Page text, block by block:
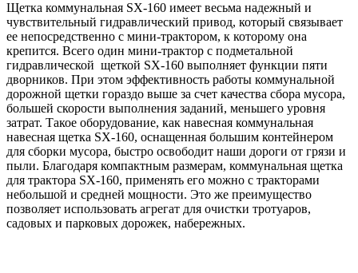
Щетка коммунальная SX-160 имеет весьма надежный и
чувствительный гидравлический привод, который связывает
ее непосредственно с мини-трактором, к которому она
крепится. Всего один мини-трактор с подметальной
гидравлической щеткой SX-160 выполняет функции пяти
дворников. При этом эффективность работы коммунальной
дорожной щетки гораздо выше за счет качества сбора мусора,
большей скорости выполнения заданий, меньшего уровня
затрат. Такое оборудование, как навесная коммунальная
навесная щетка SX-160, оснащенная большим контейнером
для сборки мусора, быстро освободит наши дороги от грязи и
пыли. Благодаря компактным размерам, коммунальная щетка
для трактора SX-160, применять его можно с тракторами
небольшой и средней мощности. Это же преимущество
позволяет использовать агрегат для очистки тротуаров,
садовых и парковых дорожек, набережных.